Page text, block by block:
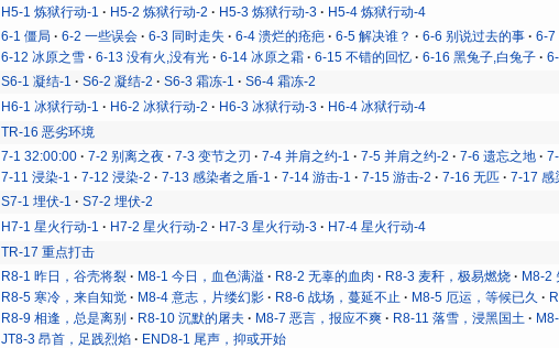
H5-1 炼狱行动-1 H5-2 炼狱行动-2 H5-3 炼狱行动-3 H5-4 炼狱行动-4
6-1 僵局 6-2 一些误会 6-3 同时走失 6-4 溃烂的疮疤 6-5 解决谁？ 6-6 别说过去的事
6-7
6-12 冰原之雪
6-13 没有火,没有光 6-14 冰原之霜 6-15 不错的回忆 6-16 黑兔子,白兔子
S6-1 凝结-1 S6-2 凝结-2 S6-3 霜冻-1
S6-4 霜冻-2
H6-1 冰狱行动-1 H6-2 冰狱行动-2 H6-3 冰狱行动-3
H6-4 冰狱行动-4
TR-16 恶劣环境
7-1 32:00:00 7-2 别离之夜 7-3 变节之刃 7-4 并肩之约-1 7-5 并肩之约-2 7-6 遗忘之地
7-11 浸染-1
7-12 浸染-2 7-13 感染者之盾-1 7-14 游击-1 7-15 游击-2 7-16 无匹
7-17 感
S7-1 埋伏-1
S7-2 埋伏-2
H7-1 星火行动-1 H7-2 星火行动-2 H7-3 星火行动-3
H7-4 星火行动-4
TR-17 重点打击
R8-1 昨日，谷壳将裂 M8-1 今日，血色满溢 R8-2 无辜的血肉 R8-3 麦秆，极易燃烧
M8-2
R8-5 寒冷，来自知觉
M8-4 意志，片缕幻影 R8-6 战场，蔓延不止 M8-5 厄运，等候已久
R8-9 相逢，总是离别
R8-10 沉默的屠夫 M8-7 恶言，报应不爽 R8-11 落雪，浸黑国土
JT8-3 昂首，足践烈焰
END8-1 尾声，抑或开始